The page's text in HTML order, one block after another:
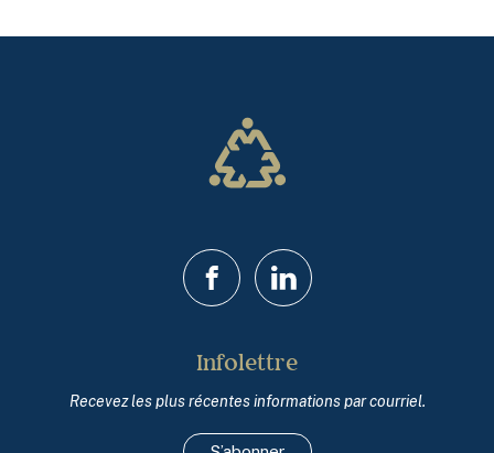
FacebookLinkedIn
Infolettre
Recevez les plus récentes informations par courriel.